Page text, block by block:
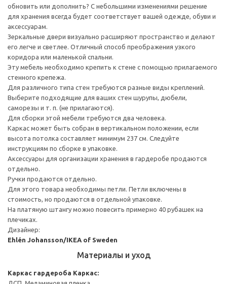
обновить или дополнить? С небольшими изменениями решение
для хранения всегда будет соответствует вашей одежде, обуви и
аксессуарам.
Зеркальные двери визуально расширяют пространство и делают
его легче и светлее. Отличный способ преображения узкого
коридора или маленькой спальни.
Эту мебель необходимо крепить к стене с помощью прилагаемого
стенного крепежа.
Для различного типа стен требуются разные виды креплений.
Выберите подходящие для ваших стен шурупы, дюбели,
саморезы и т. п. (не прилагаются).
Для сборки этой мебели требуются два человека.
Каркас может быть собран в вертикальном положении, если
высота потолка составляет минимум 237 см. Следуйте
инструкциям по сборке в упаковке.
Аксессуары для организации хранения в гардеробе продаются
отдельно.
Ручки продаются отдельно.
Для этого товара необходимы петли. Петли включены в
стоимость, но продаются в отдельной упаковке.
На платяную штангу можно повесить примерно 40 рубашек на
плечиках.
Дизайнер:
Ehlén Johansson/IKEA of Sweden
Материалы и уход
Каркас гардероба Каркас: